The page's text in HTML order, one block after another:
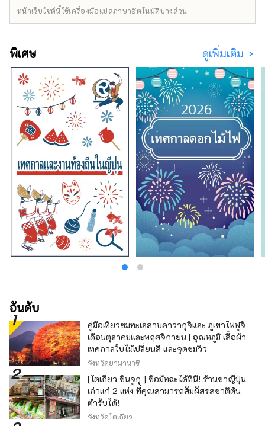
หน้าเว็บไซต์นี้ใช้เครื่องมือแปลภาษาอัตโนมัติบางส่วน
พิเศษ ดูเพิ่มเติม
อันดับ
คู่มือเที่ยวชมทะเลสาบคาวากุจิและ ภูเขาไฟฟูจิ
เดือนตุลาคมและพฤศจิกายน | อุณหภูมิ เสื้อผ้า
เทศกาลใบไม้เปลี่ยนสี และจุดชมวิว
จังหวัดยามานาชิ
[โตเกียว ชินจูกุ ] ซื้อมัทฉะได้ที่นี่! ร้านชาญี่ปุ่น
เก่าแก่ 2 แห่ง ที่คุณสามารถสัมผัสรสชาติต้น
ตำรับได้!
จังหวัดโตเกียว